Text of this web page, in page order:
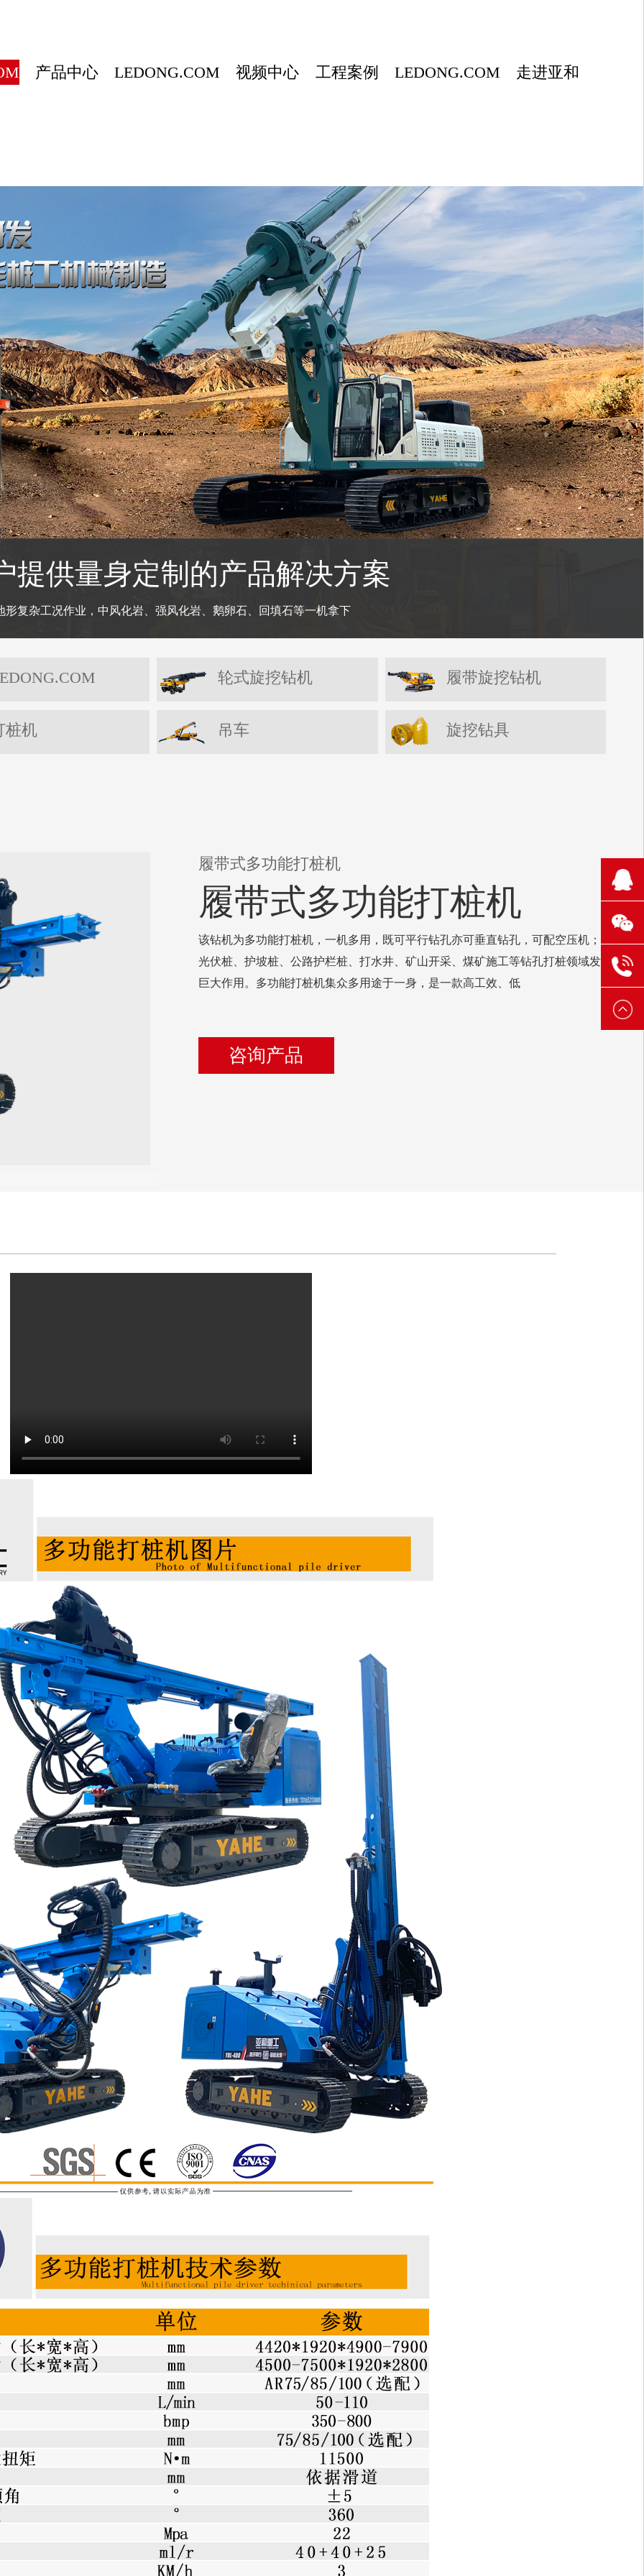
产品中心 LEDONG.COM 视频中心 工程案例 LEDONG.COM 走进亚和
提供量身定制的产品解决方案
形复杂工况作业，中风化岩、强风化岩、鹅卵石、回填石等一机拿下
轮式旋挖钻机 履带旋挖钻机
机 吊车 旋挖钻具
履带式多功能打桩机
履带式多功能打桩机
该钻机为多功能打桩机，一机多用，既可平行钻孔亦可垂直钻孔，可配空压机；在
光伏桩、护坡桩、公路护栏桩、打水井、矿山开采、煤矿施工等钻孔打桩领域发挥
巨大作用。多功能打桩机集众多用途于一身，是一款高工效、低
咨询产品
210
1106
304
131
6521
3888
131
6521